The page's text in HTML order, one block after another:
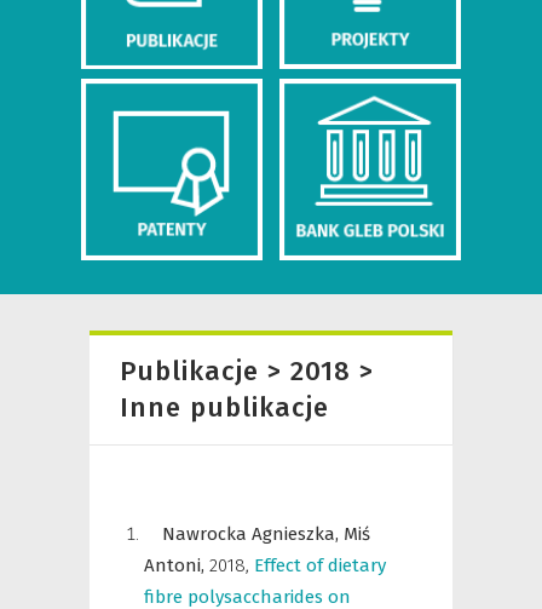
Publikacje > 2018 >
Inne publikacje
Nawrocka Agnieszka, Miś
Antoni, 2018, Effect of dietary
fibre polysaccharides on